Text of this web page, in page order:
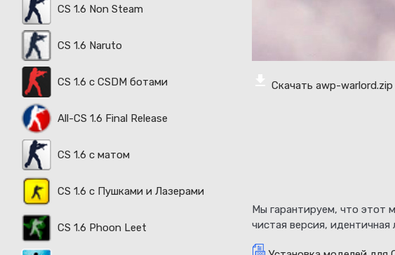
CS 1.6 Non Steam
CS 1.6 Naruto
CS 1.6 с CSDM ботами
All-CS 1.6 Final Release
CS 1.6 с матом
CS 1.6 с Пушками и Лазерами
CS 1.6 Phoon Leet
Скачать awp-warlord.zip
Мы гарантируем, что этот
чистая версия,